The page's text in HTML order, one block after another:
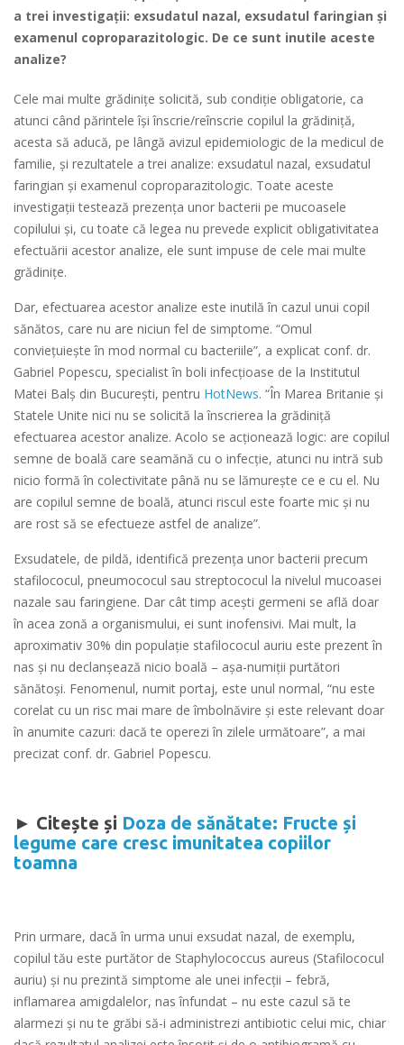
a trei investigații: exsudatul nazal, exsudatul faringian şi
examenul coproparazitologic. De ce sunt inutile aceste
analize?
Cele mai multe grădinițe solicită, sub condiţie obligatorie, ca
atunci când părintele îşi înscrie/reînscrie copilul la grădiniţă,
acesta să aducă, pe lângă avizul epidemiologic de la medicul de
familie, şi rezultatele a trei analize: exsudatul nazal, exsudatul
faringian şi examenul coproparazitologic. Toate aceste
investigații testează prezenţa unor bacterii pe mucoasele
copilului și, cu toate că legea nu prevede explicit obligativitatea
efectuării acestor analize, ele sunt impuse de cele mai multe
grădinițe.
Dar, efectuarea acestor analize este inutilă în cazul unui copil
sănătos, care nu are niciun fel de simptome. “Omul
convieţuieşte în mod normal cu bacteriile”, a explicat conf. dr.
Gabriel Popescu, specialist în boli infecţioase de la Institutul
Matei Balş din Bucureşti, pentru HotNews. “În Marea Britanie şi
Statele Unite nici nu se solicită la înscrierea la grădiniţă
efectuarea acestor analize. Acolo se acţionează logic: are copilul
semne de boală care seamănă cu o infecţie, atunci nu intră sub
nicio formă în colectivitate până nu se lămureşte ce e cu el. Nu
are copilul semne de boală, atunci riscul este foarte mic şi nu
are rost să se efectueze astfel de analize”.
Exsudatele, de pildă, identifică prezenţa unor bacterii precum
stafilococul, pneumococul sau streptococul la nivelul mucoasei
nazale sau faringiene. Dar cât timp aceşti germeni se află doar
în acea zonă a organismului, ei sunt inofensivi. Mai mult, la
aproximativ 30% din populaţie stafilococul auriu este prezent în
nas şi nu declanşează nicio boală – aşa-numiţii purtători
sănătoşi. Fenomenul, numit portaj, este unul normal, “nu este
corelat cu un risc mai mare de îmbolnăvire şi este relevant doar
în anumite cazuri: dacă te operezi în zilele următoare”, a mai
precizat conf. dr. Gabriel Popescu.
► Citește și Doza de sănătate: Fructe și
legume care cresc imunitatea copiilor
toamna
Prin urmare, dacă în urma unui exsudat nazal, de exemplu,
copilul tău este purtător de Staphylococcus aureus (Stafilococul
auriu) și nu prezintă simptome ale unei infecții – febră,
inflamarea amigdalelor, nas înfundat – nu este cazul să te
alarmezi și nu te grăbi să-i administrezi antibiotic celui mic, chiar